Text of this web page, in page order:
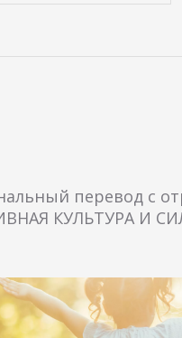
перевод с
КУЛЬТУРА И